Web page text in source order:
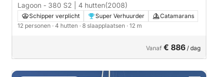
Lagoon - 380 S2 | 4 hutten(2008)
Schipper verplicht Super Verhuurder
Catamarans
12 personen · 4 hutten · 8 slaapplaatsen · 12 m
Vanaf € 886 / dag